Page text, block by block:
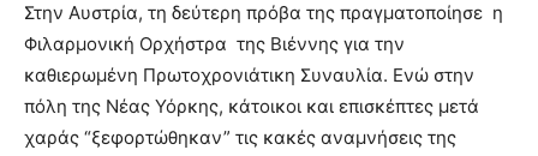
Στην Αυστρία, τη δεύτερη πρόβα της πραγματοποίησε η
Φιλαρμονική Ορχήστρα της Βιέννης για την
καθιερωμένη Πρωτοχρονιάτικη Συναυλία. Ενώ στην
πόλη της Νέας Υόρκης, κάτοικοι και επισκέπτες μετά
χαράς “ξεφορτώθηκαν” τις κακές αναμνήσεις της